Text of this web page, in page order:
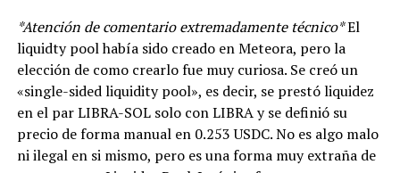
*Atención de comentario extremadamente técnico*El
liquidty pool había sido creado en Meteora, pero la
elección de como crearlo fue muy curiosa. Se creó un
«single-sided liquidity pool», es decir, se prestó liquidez
en el par LIBRA-SOL solo con LIBRA y se definió su
precio de forma manual en 0.253 USDC. No es algo malo
ni ilegal en si mismo, pero es una forma muy extraña de